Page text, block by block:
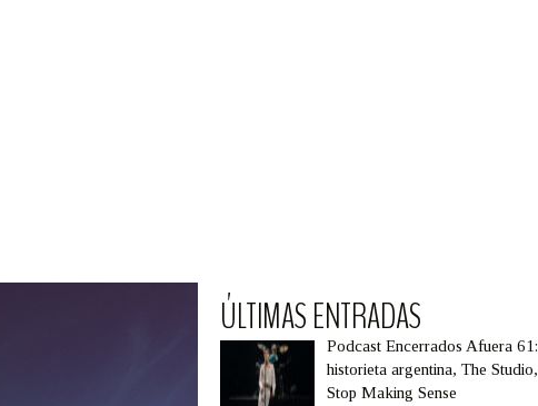
ÚLTIMAS ENTRADAS
Podcast Encerrados Afuera 61:
historieta argentina, The Studio,
Stop Making Sense